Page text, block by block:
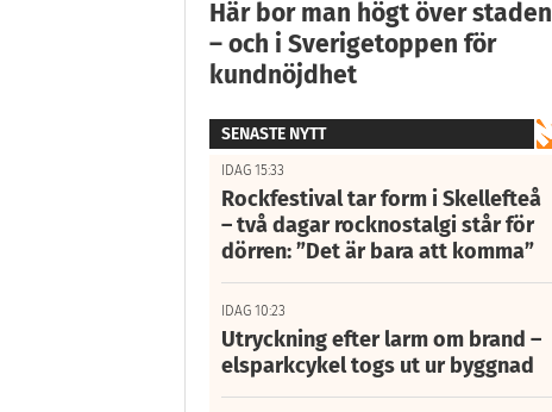
Här bor man högt över staden
– och i Sverigetoppen för
kundnöjdhet
SENASTE NYTT
IDAG 15:33
Rockfestival tar form i Skellefteå
– två dagar rocknostalgi står för
dörren: ”Det är bara att komma”
IDAG 10:23
Utryckning efter larm om brand –
elsparkcykel togs ut ur byggnad